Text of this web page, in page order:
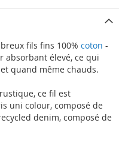
fils fins 100% coton -
absorbant élevé, ce qui
quand même chauds.
ce fil est
uni colour, composé de
denim, composé de